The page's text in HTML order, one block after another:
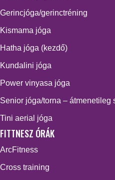
Gerincjóga/gerinctréning
Kismama jóga
Hatha jóga (kezdő)
Kundalini jóga
Power vinyasa jóga
Senior jóga/torna – átmenetileg
Tini aerial jóga
FITTNESZ ÓRÁK
ArcFitness
Cross training